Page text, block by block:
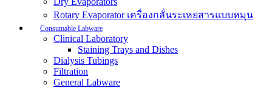
Rotary Evaporator เครื่องกลั่นระเหยสารแบบหมุน
Consumable Labware
Clinical Laboratory
Staining Trays and Dishes
Dialysis Tubings
Filtration
General Labware